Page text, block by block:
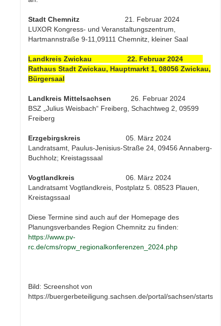
Stadt Chemnitz 21. Februar 2024
LUXOR Kongress- und Veranstaltungszentrum,
Hartmannstraße 9-11,09111 Chemnitz, kleiner Saal
Landkreis Zwickau 22. Februar 2024
Rathaus Stadt Zwickau, Hauptmarkt 1, 08056 Zwickau,
Bürgersaal
Landkreis Mittelsachsen 26. Februar 2024
BSZ „Julius Weisbach“ Freiberg, Schachtweg 2, 09599
Freiberg
Erzgebirgskreis05. März 2024
Landratsamt, Paulus-Jenisius-Straße 24, 09456 Annaberg-
Buchholz; Kreistagssaal
Vogtlandkreis06. März 2024
Landratsamt Vogtlandkreis, Postplatz 5. 08523 Plauen,
Kreistagssaal
Diese Termine sind auch auf der Homepage des
Planungsverbandes Region Chemnitz zu finden:
https://www.pv-
rc.de/cms/ropw_regionalkonferenzen_2024.php
Bild: Screenshot von
https://buergerbeteiligung.sachsen.de/portal/sachsen/